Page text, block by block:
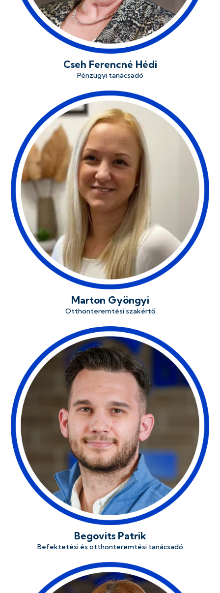
Cseh Ferencné Hédi
Pénzügyi tanácsadó
Marton Gyöngyi
Otthonteremtési szakértő
Begovits Patrik
Befektetési és otthonteremtési tanácsadó